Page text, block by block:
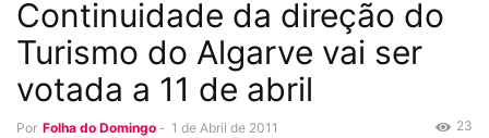
Continuidade da direção do
Turismo do Algarve vai ser
votada a 11 de abril
Por Folha do Domingo - 1 de Abril de 2011 23